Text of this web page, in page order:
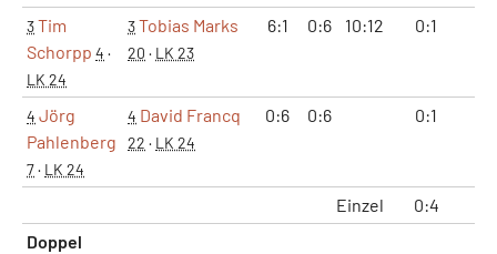
3Tim
Schorpp 4 ·
LK 24
3Tobias Marks
20 · LK 23
6:1 0:6 10:12 0:1
4 Jörg
Pahlenberg
7· LK 24
4 David Francq
22 · LK 24
0:6 0:6 0:1
Einzel 0:4
Doppel